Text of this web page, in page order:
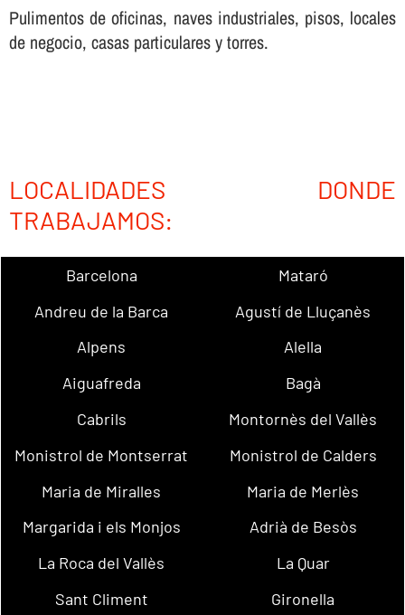
Pulimentos de oficinas, naves industriales, pisos, locales
de negocio, casas particulares y torres.
LOCALIDADES DONDE
TRABAJAMOS:
Barcelona
Mataró
Andreu de la Barca
Agustí de Lluçanès
Alpens
Alella
Aiguafreda
Bagà
Cabrils
Montornès del Vallès
Monistrol de Montserrat
Monistrol de Calders
Maria de Miralles
Maria de Merlès
Margarida i els Monjos
Adrià de Besòs
La Roca del Vallès
La Quar
Sant Climent
Gironella